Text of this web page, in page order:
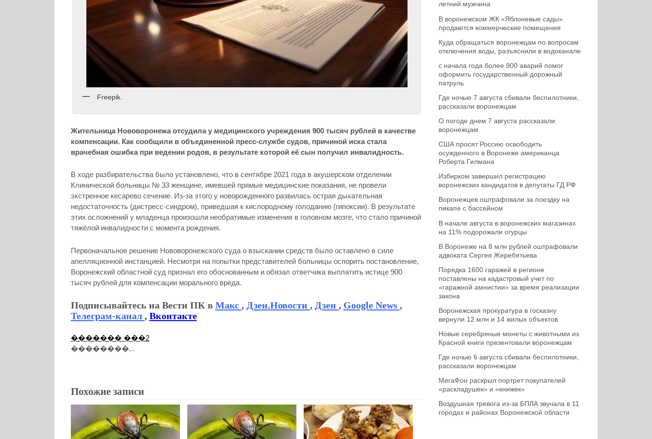
Freepik.
Жительница Нововоронежа отсудила у медицинского учреждения 900 тысяч рублей в качестве
компенсации. Как сообщили в объединенной пресс-службе судов, причиной иска стала
врачебная ошибка при ведении родов, в результате которой её сын получил инвалидность.
В ходе разбирательства было установлено, что в сентябре 2021 года в акушерском отделении
Клинической больницы № 33 женщине, имевшей прямые медицинские показания, не провели
экстренное кесарево сечение. Из-за этого у новорожденного развилась острая дыхательная
недостаточность (дистресс-синдром), приведшая к кислородному голоданию (гипоксии). В результате
этих осложнений у младенца произошли необратимые изменения в головном мозге, что стало причиной
тяжёлой инвалидности с момента рождения.
Первоначальное решение Нововоронежского суда о взыскании средств было оставлено в силе
апелляционной инстанцией. Несмотря на попытки представителей больницы оспорить постановление,
Воронежский областной суд признал его обоснованным и обязал ответчика выплатить истице 900
тысяч рублей для компенсации морального вреда.
Подписывайтесь на Вести ПК в Макс , Дзен.Новости , Дзен , Google News ,
Телеграм-канал , Вконтакте
������� ���2
��������...
Похожие записи
летний мужчина
В воронежском ЖК «Яблоневые сады»
продаются коммерческие помещения
Куда обращаться воронежцам по вопросам
отключения воды, разъяснили в водоканале
с начала года более 900 аварий помог
оформить государственный дорожный
патруль
Где ночью 7 августа сбивали беспилотники,
рассказали воронежцам
О погоде днем 7 августа рассказали
воронежцам
США просят Россию освободить
осужденного в Воронеже американца
Роберта Гилмана
Избирком завершил регистрацию
воронежских кандидатов в депутаты ГД РФ
Воронежцев оштрафовали за поездку на
пикапе с бассейном
В начале августа в воронежских магазинах
на 11% подорожали огурцы
В Воронеже на 8 млн рублей оштрафовали
адвоката Сергея Жеребятьева
Порядка 1600 гаражей в регионе
поставлены на кадастровый учет по
«гаражной амнистии» за время реализации
закона
Воронежская прокуратура в госказну
вернули 12 млн и 14 жилых объектов
Новые серебряные монеты с животными из
Красной книги презентовали воронежцам
Где ночью 6 августа сбивали беспилотники,
рассказали воронежцам
МегаФон раскрыл портрет покупателей
«раскладушек» и «книжек»
Воздушная тревога из-за БПЛА звучала в 11
городах и районах Воронежской области